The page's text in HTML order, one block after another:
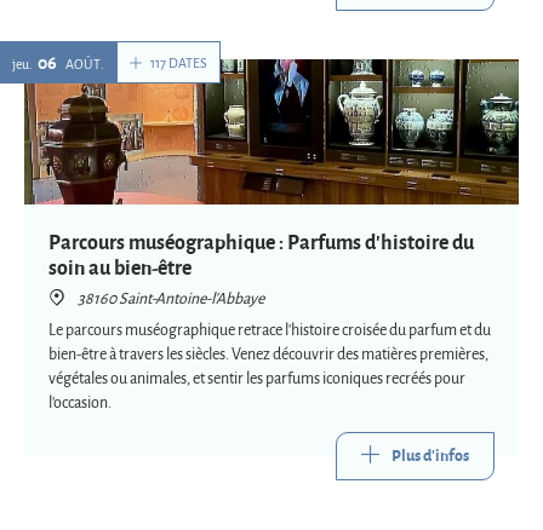
117 DATES
jeu. 06 AOÛT
Parcours muséographique : Parfums d'histoire du
soin au bien-être
38160 Saint-Antoine-l'Abbaye
Le parcours muséographique retrace l'histoire croisée du parfum et du
bien-être à travers les siècles. Venez découvrir des matières premières,
végétales ou animales, et sentir les parfums iconiques recréés pour
l'occasion.
Plus d'infos